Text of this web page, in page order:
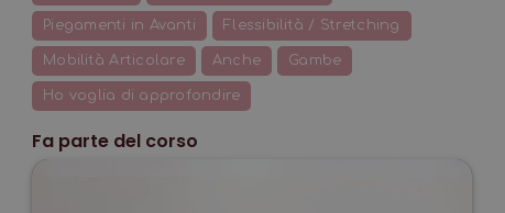
Piegamenti in Avanti Flessibilità / Stretching
Mobilità Articolare Anche Gambe
Ho voglia di approfondire
Fa parte del corso